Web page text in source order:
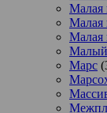
Малая
Малая
Малая
Малый
Марс